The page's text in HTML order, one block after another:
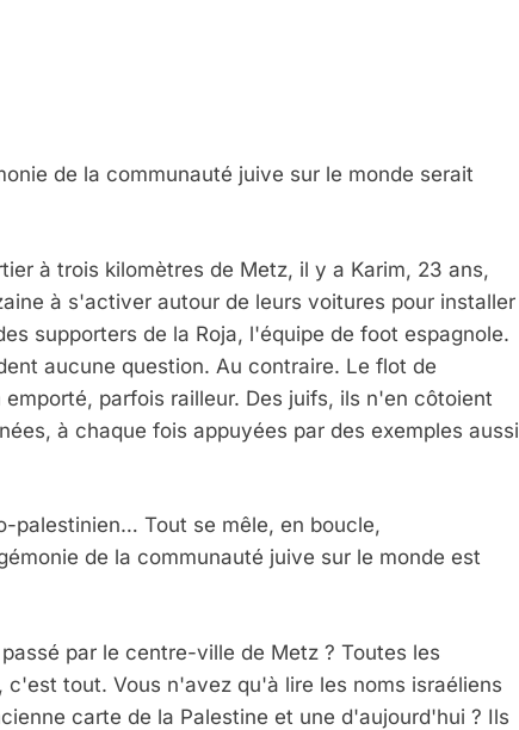
de la communauté juive sur le monde serait
à trois kilomètres de Metz, il y a Karim, 23 ans,
à s'activer autour de leurs voitures pour installer
supporters de la Roja, l'équipe de foot espagnole.
aucune question. Au contraire. Le flot de
parfois railleur. Des juifs, ils n'en côtoient
à chaque fois appuyées par des exemples aussi
palestinien… Tout se mêle, en boucle,
de la communauté juive sur le monde est
par le centre-ville de Metz ? Toutes les
tout. Vous n'avez qu'à lire les noms israéliens
carte de la Palestine et une d'aujourd'hui ? Ils